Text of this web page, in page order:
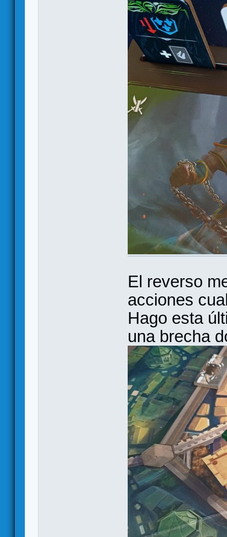
El reverso
acciones
Hago esta
una brecha